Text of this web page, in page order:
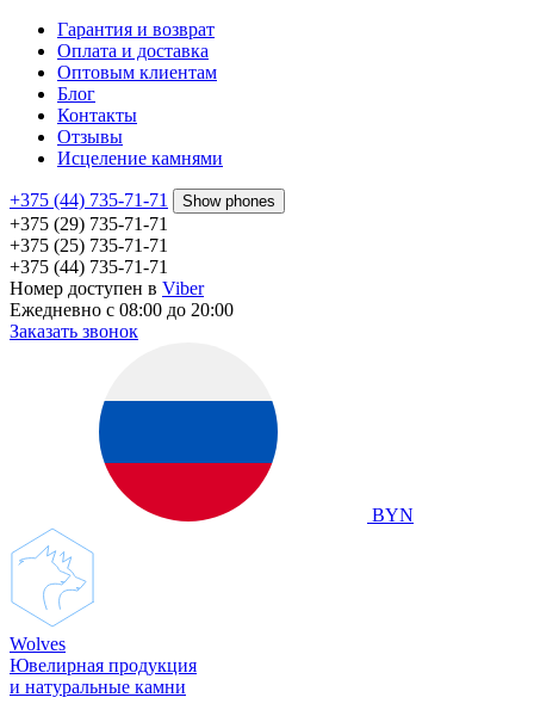
Гарантия и возврат
Оплата и доставка
Оптовым клиентам
Блог
Контакты
Отзывы
Исцеление камнями
+375 (44) 735-71-71 Show phones
+375 (29) 735-71-71
+375 (25) 735-71-71
+375 (44) 735-71-71
Номер доступен в Viber
Ежедневно с 08:00 до 20:00
Заказать звонок
BYN
Wolves
Ювелирная продукция
и натуральные камни